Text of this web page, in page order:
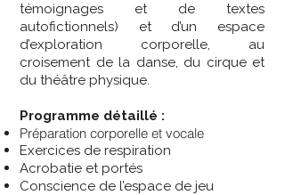
témoignages et de textes
autofictionnels) et d’un espace
d’exploration corporelle, au
croisement de la danse, du cirque et
du théâtre physique.
Programme détaillé :
Préparation corporelle et vocale
Exercices de respiration
Acrobatie et portés
Conscience de l’espace de jeu